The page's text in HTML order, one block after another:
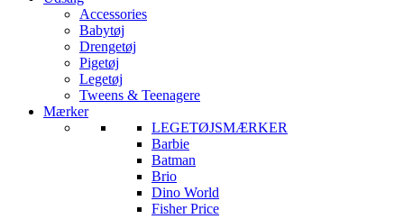
Accessories
Babytøj
Drengetøj
Pigetøj
Legetøj
Tweens & Teenagere
Mærker
LEGETØJSMÆRKER
Barbie
Batman
Brio
Dino World
Fisher Price